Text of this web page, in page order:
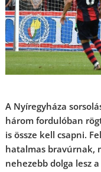
A Nyíregyháza
három fordulóban
is össze kell csapni.
hatalmas bravúrnak,
nehezebb dolga lesz